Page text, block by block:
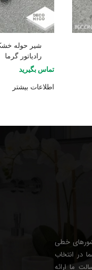
شیر حوله
رادیاتور گرما
تماس بگیرید
اطلاعات بیشتر
خطی
در انتخاب
ما ارائه